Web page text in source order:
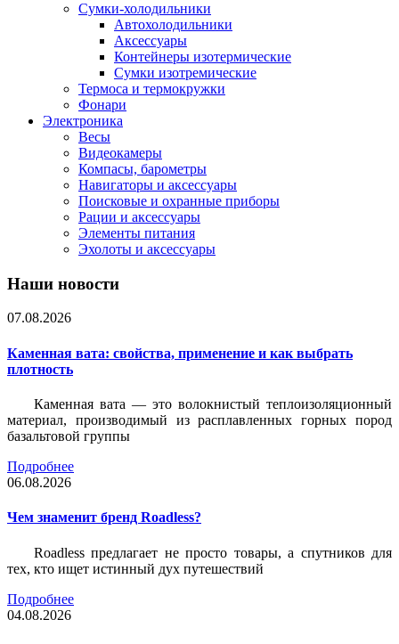
Сумки-холодильники
Автохолодильники
Аксессуары
Контейнеры изотермические
Сумки изотремические
Термоса и термокружки
Фонари
Электроника
Весы
Видеокамеры
Компасы, барометры
Навигаторы и аксессуары
Поисковые и охранные приборы
Рации и аксессуары
Элементы питания
Эхолоты и аксессуары
Наши новости
07.08.2026
Каменная вата: свойства, применение и как выбрать
плотность
Каменная вата — это волокнистый теплоизоляционный
материал, производимый из расплавленных горных пород
базальтовой группы
Подробнее
06.08.2026
Чем знаменит бренд Roadless?
Roadless предлагает не просто товары, а спутников для
тех, кто ищет истинный дух путешествий
Подробнее
04.08.2026